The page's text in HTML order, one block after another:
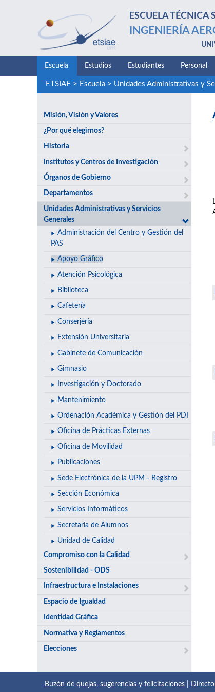
ESCUELA TÉCNICA
INGENIERÍA
Escuela Estudios Estudiantes Personal
ETSIAE > Escuela> Unidades Administrativas y
Misión, Visión y Valores
¿Por qué elegirnos?
Historia
Institutos y Centros de Investigación
Órganos de Gobierno
Departamentos
Unidades Administrativas y Servicios
Generales
Administración del Centro y Gestión del
PAS
Apoyo Gráfico
Atención Psicológica
Biblioteca
Cafetería
Conserjería
Extensión Universitaria
Gabinete de Comunicación
Gimnasio
Investigación y Doctorado
Mantenimiento
Ordenación Académica y Gestión del PDI
Oficina de Prácticas Externas
Oficina de Movilidad
Publicaciones
Sede Electrónica de la UPM - Registro
Sección Económica
Servicios Informáticos
Secretaría de Alumnos
Unidad de Calidad
Compromiso con la Calidad
Sostenibilidad - ODS
Infraestructura e Instalaciones
Espacio de Igualdad
Identidad Gráfica
Normativa y Reglamentos
Elecciones
Buzón de quejas, sugerencias y felicitaciones